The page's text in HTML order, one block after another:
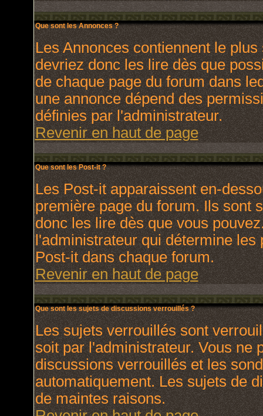
Que sont les Annonces ?
Les Annonces contiennent le
devriez donc les lire dès que
de chaque page du forum dans
une annonce dépend des
définies par l'administrateur.
Revenir en haut de page
Que sont les Post-it ?
Les Post-it apparaissent en-
première page du forum. Ils sont
donc les lire dès que vous
l'administrateur qui détermine
Post-it dans chaque forum.
Revenir en haut de page
Que sont les sujets de discussions verrouillés ?
Les sujets verrouillés sont
soit par l'administrateur. Vous ne
discussions verrouillés et les
automatiquement. Les sujets de
de maintes raisons.